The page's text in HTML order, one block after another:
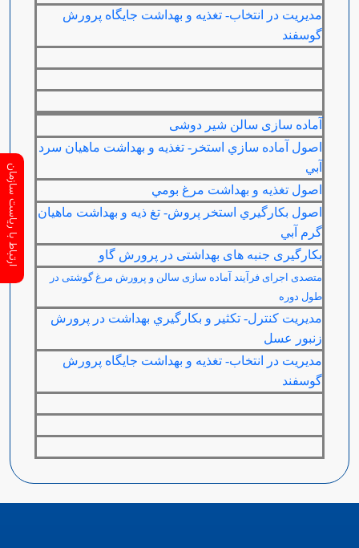
مديريت در انتخاب- تغذيه و بهداشت جايگاه پرورش
گوسفند
آماده سازی سالن شیر دوشی
اصول آماده سازي استخر- تغذيه و بهداشت ماهيان سرد
آبي
اصول تغذيه و بهداشت مرغ بومي
اصول بكارگيري استخر پروش- تغ ذيه و بهداشت ماهیان
گرم آبي
بکارگیری جنبه های بهداشتی در پرورش گاو
متصدی اجرای فرآيند آماده سازی سالن و پرورش مرغ گوشتی در
طول دوره
مديريت كنترل- تكثير و بكارگيري بهداشت در پرورش
زنبور عسل
مديريت در انتخاب- تغذيه و بهداشت جايگاه پرورش
گوسفند
ارتباط با ریاست سازمان